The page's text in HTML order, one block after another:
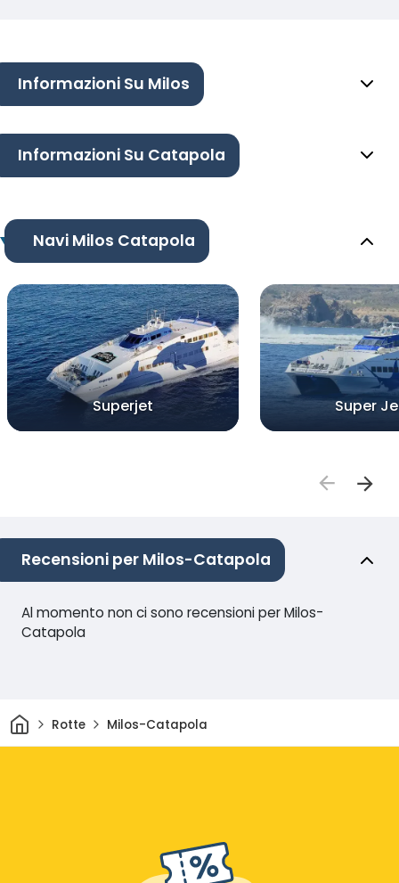
Informazioni Su Milos
Informazioni Su Catapola
Navi Milos Catapola
Superjet Super
Recensioni per Milos-Catapola
Al momento non ci sono recensioni per Milos-
Catapola
CasaRotte Milos-Catapola